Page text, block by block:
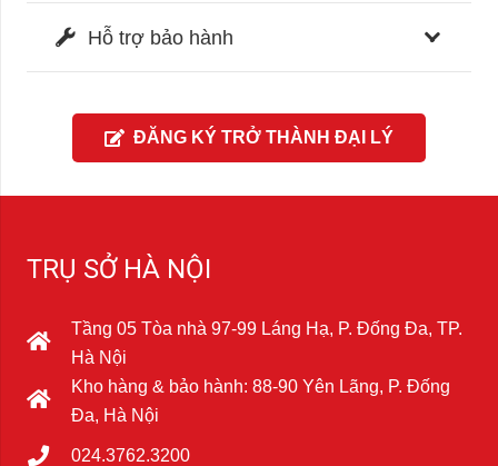
Hỗ trợ bảo hành
ĐĂNG KÝ TRỞ THÀNH ĐẠI LÝ
TRỤ SỞ HÀ NỘI
Tầng 05 Tòa nhà 97-99 Láng Hạ, P. Đống Đa, TP.
Hà Nội
Kho hàng & bảo hành: 88-90 Yên Lãng, P. Đống
Đa, Hà Nội
024.3762.3200